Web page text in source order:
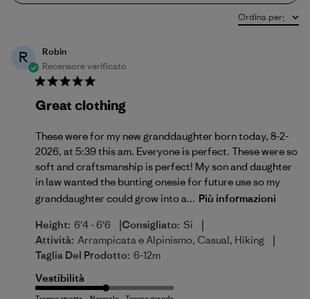
Ordina per:
R
Robin
Recensore verificato
Great clothing
These were for my new granddaughter born today, 8-2-
2026, at 5:39 this am. Everyone is perfect. These were so
soft and craftsmanship is perfect! My son and daughter
in law wanted the bunting onesie for future use so my
granddaughter could grow into a... Più informazioni
Height: 6'4 - 6'6 |Consigliato: Si |
Attività: Arrampicata e Alpinismo, Casual, Hiking |
Taglia Del Prodotto: 6-12m
Vestibilità